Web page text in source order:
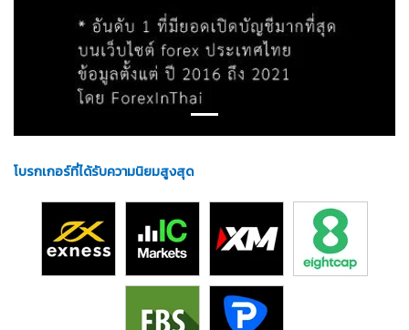
โบรกเกอร์ที่ได้รับความนิยมสูงสุด